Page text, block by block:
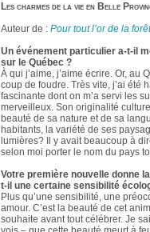
Les charmes de la vie en Belle
Auteur de : Pour tout l’or de la forêt
Un événement particulier a-t-il
sur le Québec ?
À qui j’aime, j’aime écrire. Or, au
coup de foudre. Très vite, j’ai été
fascinante dont on m’a servi les
merveilleux. Son originalité
beauté de sa nature et de sa
habitants, la variété de ses
lumières? Il y avait beaucoup à
selon moi porter le nom du pays
Votre première nouvelle donne
t-il une certaine sensibilité
Plus qu’une sensibilité, une
amour. C’est la beauté de cet
souhaite avant tout célébrer. Je